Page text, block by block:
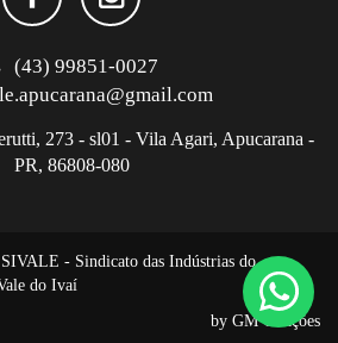
(43) 99851-0027
273 - sl01 - Vila Agari, Apucarana -
PR, 86808-080
- Sindicato das Indústrias do
do Ivaí
by GM Criações